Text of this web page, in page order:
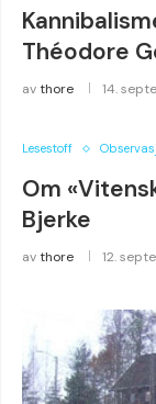
Théodore
avthore 14.
Lesestoff
Om
Bjerke
avthore 12.